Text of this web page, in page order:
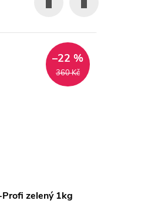
360 Kč
–22 %
zelený 1kg